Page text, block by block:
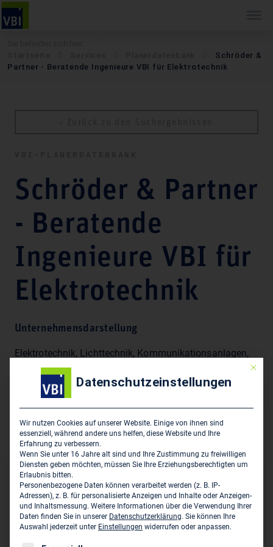
Schröder &
Partner - Beratende Ingenieure VBI für Elektrotechnik
Schröder & Partner
- Beratende
Ingenieure VBI für
Elektrotechnik
Unternehmensdarstellung
Elektrotechnik, Lichttechnik, Kommunikationsanlagen,
Nachrichtentechnik, Datenleitungsnetze,
Blitzschutzanlagen, Aufzugsanlagen, Energieberatung,
Beratung, Planung, Gutachten, Bauüberwachung,
Fachliche Zertifizierung nach DIN 14675, Zertifiziertes
Qualitätsmanagementsystem nach DIN ISO 9001
Hauptsitz des Unternehmens
Schröder & Partner - Beratende Ingenieure VBI für
Elektrotechnik
Schillerstraße 81
Mit
Datenschutzeinstellungen
Wir nutzen Cookies auf unserer Website. Einige von ihnen sind
essenziell, während andere uns helfen, diese Website und Ihre
Erfahrung zu verbessern.
Wenn Sie unter 16 Jahre alt sind und Ihre Zustimmung zu freiwilligen
Diensten geben möchten, müssen Sie Ihre Erziehungsberechtigten um
Erlaubnis bitten.
Personenbezogene Daten können verarbeitet werden (z. B. IP-
Adressen), z. B. für personalisierte Anzeigen und Inhalte oder Anzeigen-
und Inhaltsmessung. Weitere Informationen über die Verwendung Ihrer
Daten finden Sie in unserer Datenschutzerklärung. Sie können Ihre
Auswahl jederzeit unter Einstellungen widerrufen oder anpassen.